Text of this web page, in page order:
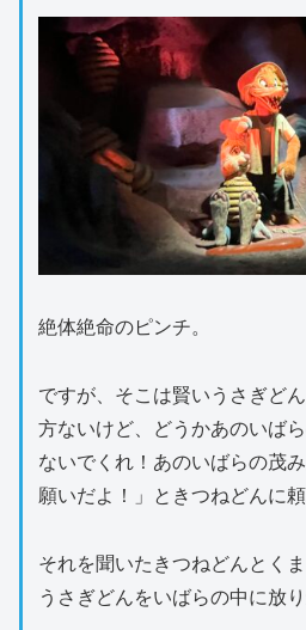
絶体絶命のピンチ。
ですが、そこは賢いうさぎど
方ないけど、どうかあのいば
ないでくれ！あのいばらの茂
願いだよ！」ときつねどんに頼
それを聞いたきつねどんとく
うさぎどんをいばらの中に放